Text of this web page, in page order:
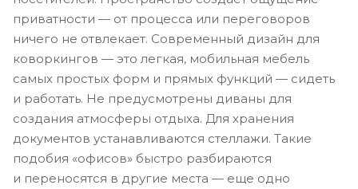
приватности — от процесса или переговоров
ничего не отвлекает. Современный дизайн для
коворкингов — это легкая, мобильная мебель
самых простых форм и прямых функций — сидеть
и работать. Не предусмотрены диваны для
создания атмосферы отдыха. Для хранения
документов устанавливаются стеллажи. Такие
подобия «офисов» быстро разбираются
и переносятся в другие места — еще одно